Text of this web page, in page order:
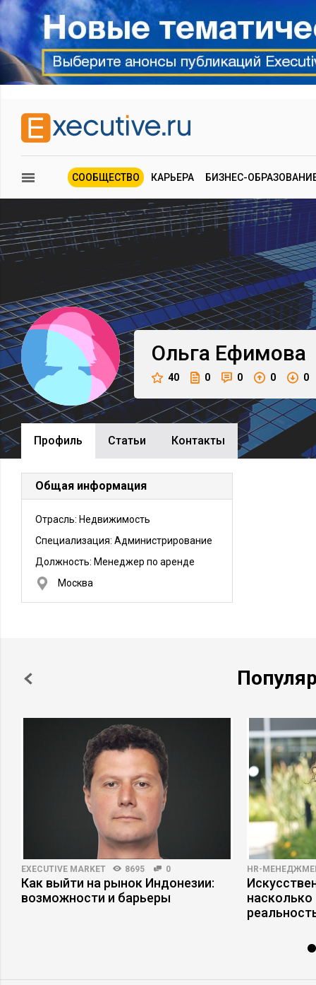
СООБЩЕСТВО КАРЬЕРА БИЗНЕС-
Ольга Ефимова
40 0 0 0 0
Профиль Cтатьи Контакты
Общая информация
Отрасль: Недвижимость
Специализация: Администрирование
Должность: Менеджер по аренде
Москва
EXECUTIVE MARKET 8695 0
Как выйти на рынок Индонезии:
возможности и барьеры
HR-